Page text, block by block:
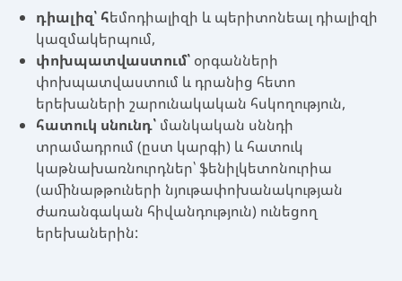
դիալիզ՝ հեմոդիալիզի և պերիտոնեալ դիալիզի
կազմակերպում,
փոխպատվաստում՝ օրգանների
փոխպատվաստում և դրանից հետո
երեխաների շարունակական հսկողություն,
հատուկ սնունդ՝ մանկական սննդի
տրամադրում (ըստ կարգի) և հատուկ
կաթնախառնուրդներ՝ ֆենիլկետոնուրիա
(ամինաթթուների նյութափոխանակության
ժառանգական հիվանդություն) ունեցող
երեխաներին: